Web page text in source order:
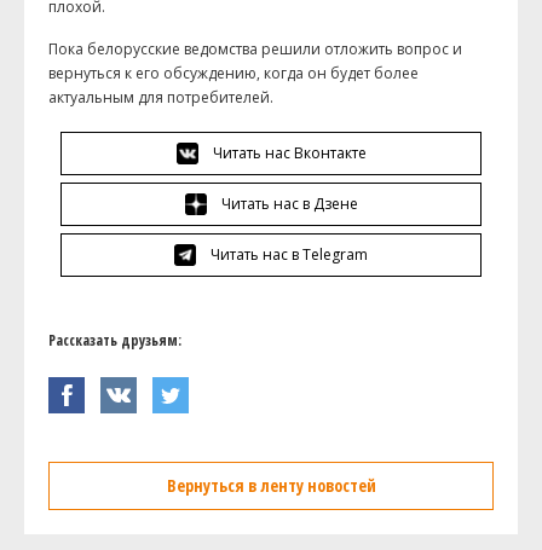
плохой.
Пока белорусские ведомства решили отложить вопрос и
вернуться к его обсуждению, когда он будет более
актуальным для потребителей.
Читать нас Вконтакте
Читать нас в Дзене
Читать нас в Telegram
Рассказать друзьям:
Вернуться в ленту новостей